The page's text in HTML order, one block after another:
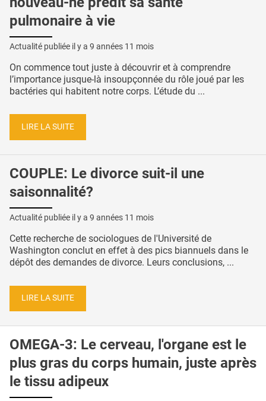
pulmonaire à vie
Actualité publiée il y a 9 années 11 mois
On commence tout juste à découvrir et à comprendre
l’importance jusque-là insoupçonnée du rôle joué par les
bactéries qui habitent notre corps. L’étude du ...
LIRE LA SUITE
COUPLE: Le divorce suit-il une
saisonnalité?
Actualité publiée il y a 9 années 11 mois
Cette recherche de sociologues de l'Université de
Washington conclut en effet à des pics biannuels dans le
dépôt des demandes de divorce. Leurs conclusions, ...
LIRE LA SUITE
OMEGA-3: Le cerveau, l'organe est le
plus gras du corps humain, juste après
le tissu adipeux